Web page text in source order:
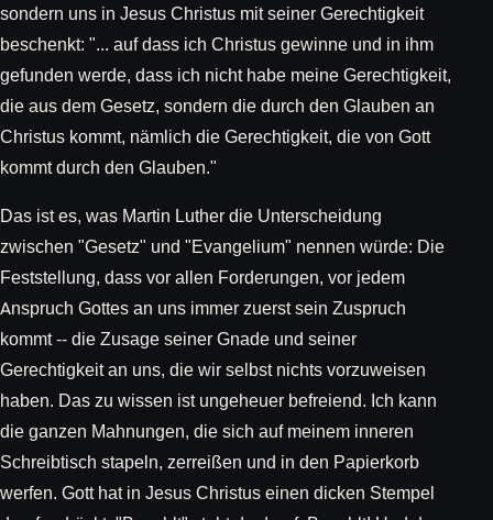
sondern uns in Jesus Christus mit seiner Gerechtigkeit
beschenkt: "... auf dass ich Christus gewinne und in ihm
gefunden werde, dass ich nicht habe meine Gerechtigkeit,
die aus dem Gesetz, sondern die durch den Glauben an
Christus kommt, nämlich die Gerechtigkeit, die von Gott
kommt durch den Glauben."
Das ist es, was Martin Luther die Unterscheidung
zwischen "Gesetz" und "Evangelium" nennen würde: Die
Feststellung, dass vor allen Forderungen, vor jedem
Anspruch Gottes an uns immer zuerst sein Zuspruch
kommt -- die Zusage seiner Gnade und seiner
Gerechtigkeit an uns, die wir selbst nichts vorzuweisen
haben. Das zu wissen ist ungeheuer befreiend. Ich kann
die ganzen Mahnungen, die sich auf meinem inneren
Schreibtisch stapeln, zerreißen und in den Papierkorb
werfen. Gott hat in Jesus Christus einen dicken Stempel